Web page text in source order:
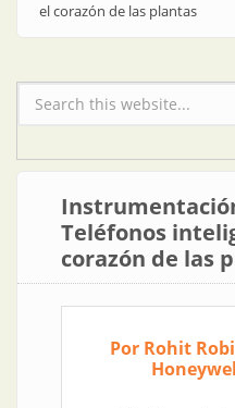
el corazón de las plantas
Formulario de búsqueda
Teléfonos
corazón de las
Por Rohit